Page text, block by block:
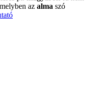
az alma szó